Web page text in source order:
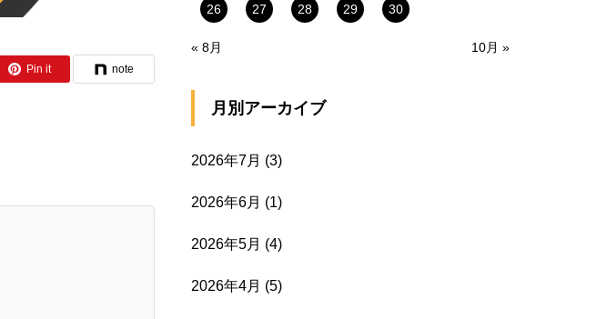
Pin it note
26
27 28 29 30
« 8月 10月 »
月別アーカイブ
2026年7月 (3)
2026年6月 (1)
2026年5月 (4)
2026年4月 (5)